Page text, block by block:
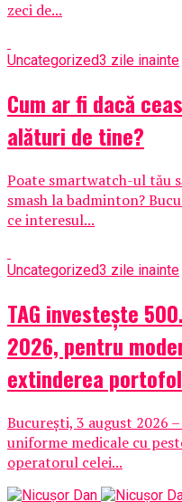
zeci de...
Uncategorized3 zile inainte
Cum ar fi dacă
alături de tine?
Poate smartwatch-ul tău
smash la badminton?
ce interesul...
Uncategorized3 zile inainte
TAG investește
2026, pentru
extinderea
București, 3 august 2026
uniforme medicale cu
operatorul celei...